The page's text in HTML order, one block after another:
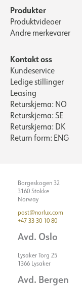
Produkter
Produktvideoer
Andre merkevarer
Kontakt oss
Kundeservice
Ledige stillinger
Leasing
Returskjema: NO
Returskjema: SE
Returskjema: DK
Return form: ENG
Borgeskogen 32
3160 Stokke
Norway
post@norlux.com
+47 33 30 10 80
Avd. Oslo
Lysaker Torg 25
1366 Lysaker
Avd. Bergen